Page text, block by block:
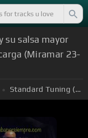
su salsa mayor
(Miramar 23-
Standard Tuning (EADGBE)